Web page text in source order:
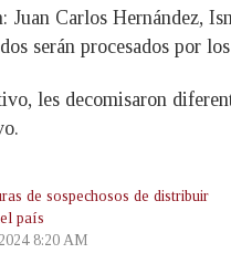
Juan Carlos Hernández,
serán procesados por
les decomisaron
de sospechosos de distribuir
país
8:20 AM